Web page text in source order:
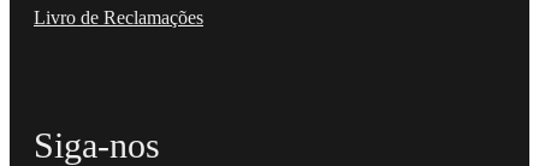
Livro de Reclamações
Siga-nos